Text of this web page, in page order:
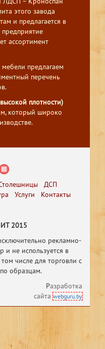
этого завода
и предлагается в
ассортимент
предлагаем
перечень
плотности)
который широко
ДСП
Услуги Контакты
2015
рекламно-
не используется в
том числе для торговли с
образцам.
азработка
сайтаwebguru.by